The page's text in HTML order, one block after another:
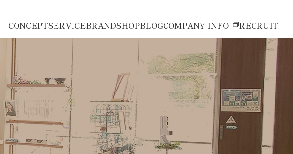
CONCEPTSERVICEBRANDSHOPBLOGCOMPANY INFO RECRUIT